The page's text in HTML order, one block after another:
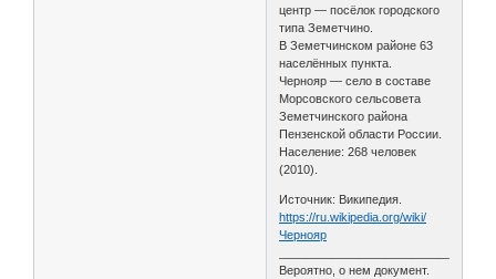
центр — посёлок городского
типа Земетчино.
В Земетчинском районе 63
населённых пункта.
Чернояр — село в составе
Морсовского сельсовета
Земетчинского района
Пензенской области России.
Население: 268 человек
(2010).
Источник: Википедия.
https://ru.wikipedia.org/wiki/
Чернояр
Вероятно, о нем документ.